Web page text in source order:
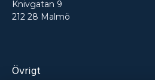
Knivgatan 9
212 28 Malmö
Övrigt